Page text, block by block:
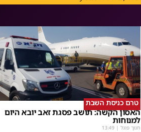
טרם כניסת השבת
האסון הקשה: תושב פסגת זאב יובא היום
למנוחות
חנוך פוגל |
13:49